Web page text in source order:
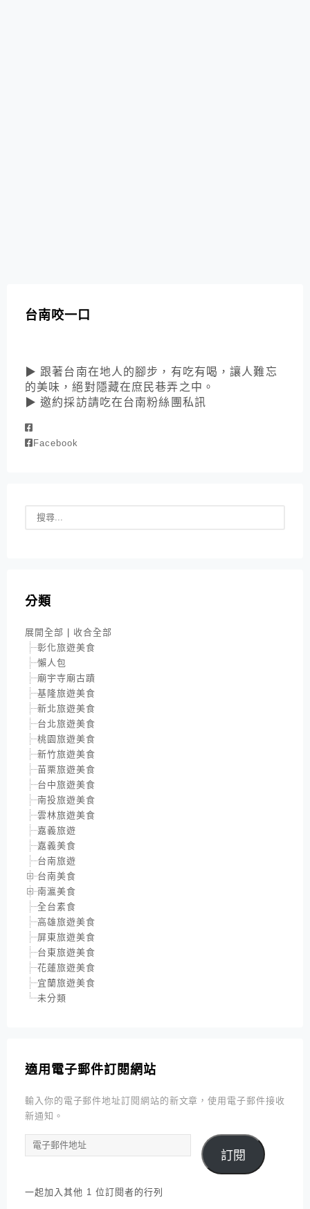
台南咬一口
▶ 跟著台南在地人的腳步，有吃有喝，讓人難忘
的美味，絕對隱藏在庶民巷弄之中。
▶ 邀約採訪請吃在台南粉絲團私訊
Facebook
分類
展開全部 | 收合全部
彰化旅遊美食
懶人包
廟宇寺廟古蹟
基隆旅遊美食
新北旅遊美食
台北旅遊美食
桃園旅遊美食
新竹旅遊美食
苗栗旅遊美食
台中旅遊美食
南投旅遊美食
雲林旅遊美食
嘉義旅遊
嘉義美食
台南旅遊
台南美食
南瀛美食
全台素食
高雄旅遊美食
屏東旅遊美食
台東旅遊美食
花蓮旅遊美食
宜蘭旅遊美食
未分類
適用電子郵件訂閱網站
輸入你的電子郵件地址訂閱網站的新文章，使用電子郵件接收
新通知。
電
子
件
訂閱
一起加入其他 1 位訂閱者的行列